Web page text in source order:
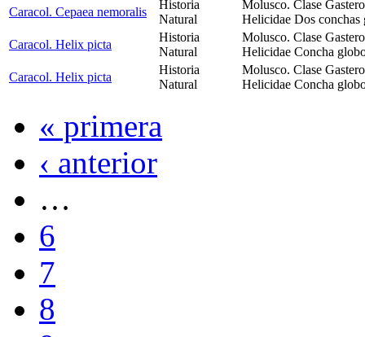
Caracol. Cepaea nemoralis
Historia
Natural
Molusco. Clase
Helicidae Dos conchas
Caracol. Helix picta
Historia
Natural
Molusco. Clase
Helicidae Concha
Caracol. Helix picta
Historia
Natural
Molusco. Clase
Helicidae Concha
« primera
‹ anterior
…
6
7
8